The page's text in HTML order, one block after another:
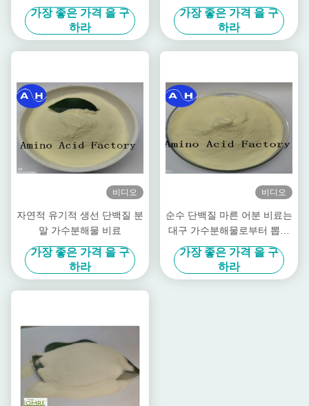
방으로부터 뽑아냈습니다
가장 좋은 가격 을 구
하라
수용성 비료
가장 좋은 가격 을 구
하라
비디오
자연적 유기적 생선 단백질 분
말 가수분해물 비료
가장 좋은 가격 을 구
하라
비디오
순수 단백질 마른 어분 비료는
대구 가수분해물로부터 뽑아
냈습니다
가장 좋은 가격 을 구
하라